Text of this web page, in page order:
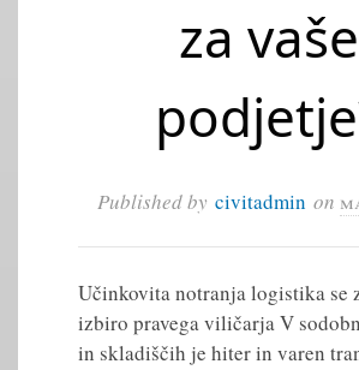
za vaše
Published by civitadmin on
Učinkovita notranja logistika se
izbiro pravega viličarja V
in skladiščih je hiter in varen